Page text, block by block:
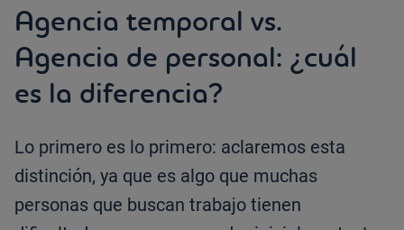
Agencia temporal vs.
Agencia de personal: ¿cuál
es la diferencia?
Lo primero es lo primero: aclaremos esta
distinción, ya que es algo que muchas
personas que buscan trabajo tienen